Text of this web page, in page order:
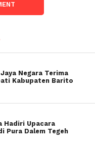
Negara Terima
Kabupaten Barito
Hadiri Upacara
Pura Dalem Tegeh